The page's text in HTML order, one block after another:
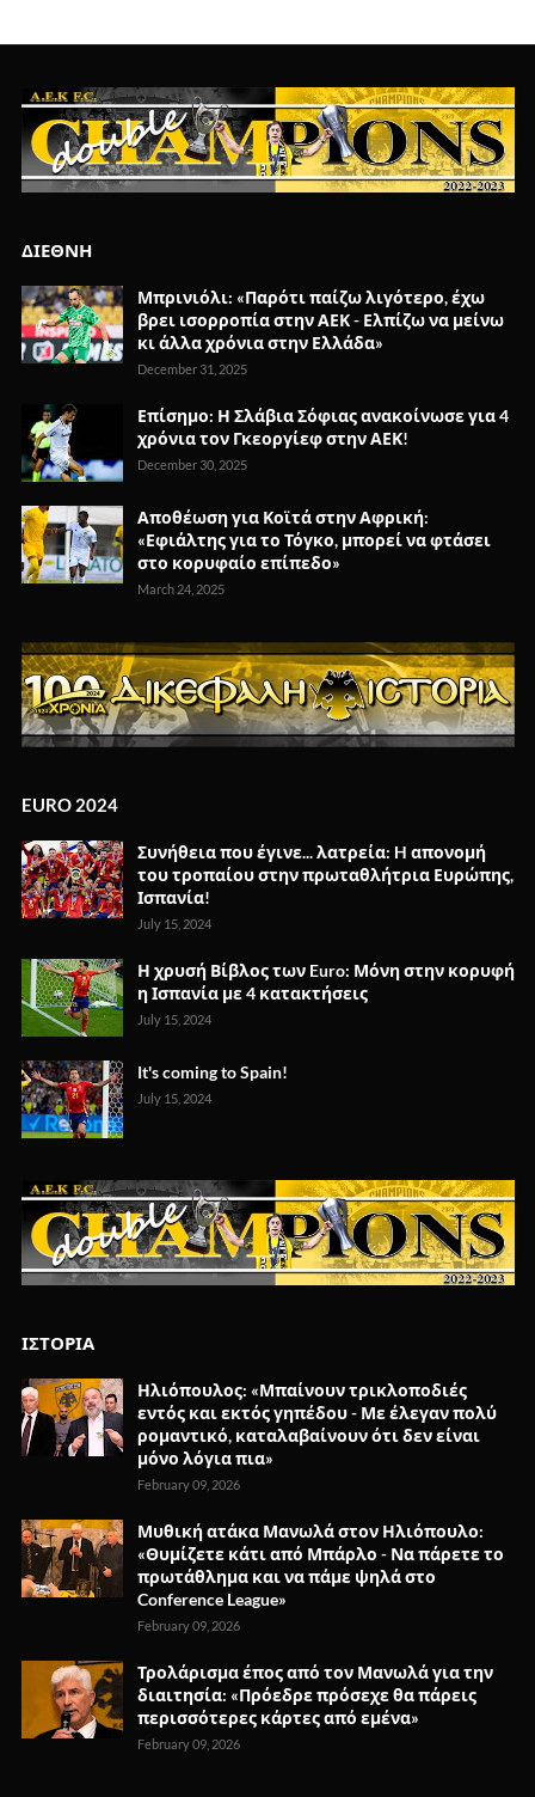
ΔΙΕΘΝΗ
Μπρινιόλι: «Παρότι παίζω λιγότερο, έχω
βρει ισορροπία στην ΑΕΚ - Ελπίζω να μείνω
κι άλλα χρόνια στην Ελλάδα»
December 31, 2025
Επίσημο: Η Σλάβια Σόφιας ανακοίνωσε για 4
χρόνια τον Γκεοργίεφ στην ΑΕΚ!
December 30, 2025
Αποθέωση για Κοϊτά στην Αφρική:
«Εφιάλτης για το Τόγκο, μπορεί να φτάσει
στο κορυφαίο επίπεδο»
March 24, 2025
EURO 2024
Συνήθεια που έγινε... λατρεία: H απονομή
του τροπαίου στην πρωταθλήτρια Ευρώπης,
Ισπανία!
July 15, 2024
Η χρυσή Βίβλος των Euro: Μόνη στην κορυφή
η Ισπανία με 4 κατακτήσεις
July 15, 2024
It's coming to Spain!
July 15, 2024
ΙΣΤΟΡΙΑ
Ηλιόπουλος: «Μπαίνουν τρικλοποδιές
εντός και εκτός γηπέδου - Με έλεγαν πολύ
ρομαντικό, καταλαβαίνουν ότι δεν είναι
μόνο λόγια πια»
February 09, 2026
Μυθική ατάκα Μανωλά στον Ηλιόπουλο:
«Θυμίζετε κάτι από Μπάρλο - Να πάρετε το
πρωτάθλημα και να πάμε ψηλά στο
Conference League»
February 09, 2026
Τρολάρισμα έπος από τον Μανωλά για την
διαιτησία: «Πρόεδρε πρόσεχε θα πάρεις
περισσότερες κάρτες από εμένα»
February 09, 2026